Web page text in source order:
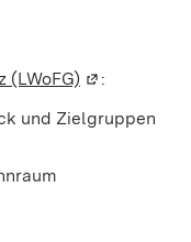
(LWoFG) (Wird in
:
und Zielgruppen
in einem neuen